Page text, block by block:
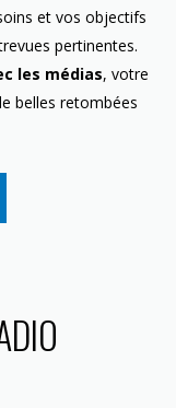
et vos objectifs
pertinentes.
les médias, votre
belles retombées